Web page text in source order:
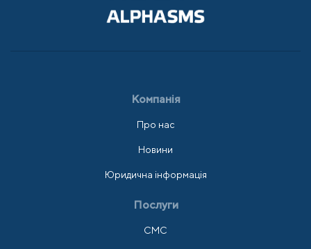
Компанія
Про нас
Новини
Юридична інформація
Послуги
СМС